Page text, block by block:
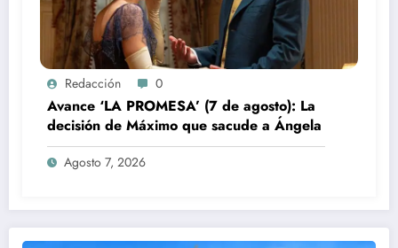
Redacción 0
Avance ‘LA PROMESA’ (7 de agosto): La
decisión de Máximo que sacude a Ángela
Agosto 7, 2026